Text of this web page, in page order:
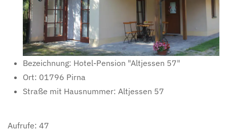
Bezeichnung: Hotel-Pension "Altjessen 57"
Ort: 01796 Pirna
Straße mit Hausnummer: Altjessen 57
Aufrufe: 47